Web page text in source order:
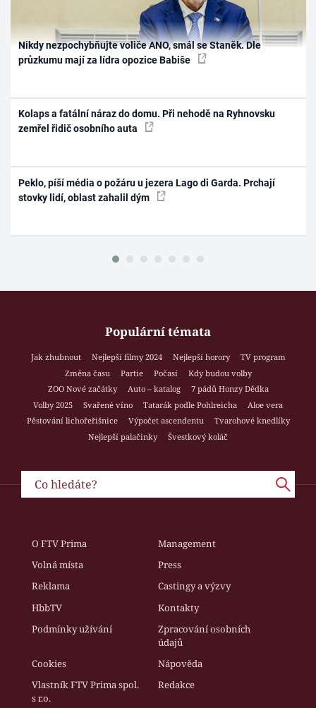
Nikdy nezpochybňujte voliče ANO, smál se Staněk. Dle
průzkumu mají za lídra opozice Babiše
Kolaps a fatální náraz do domu. Při nehodě na Ryhnovsku
zemřel řidič osobního auta
Peklo, píší média o požáru u jezera Lago di Garda. Prchají
stovky lidí, oblast zahalil dým
Populární témata
Jak zhubnout Nejlepší filmy 2024 Nejlepší horory
TV program
Změna času
Partie Počasí
Kdy budou volby
ZOO Nové začátky
Auto – katalog
7 pádů Honzy Dědka
Volby 2025
Svařené víno Tatarák podle Pohlreicha
Aloe vera
Pěstování lichořeřišnice
Výpočet ascendentu
Tvarohové knedlíky
Nejlepší palačinky
Švestkový koláč
O FTV Prima
Management
Volná místa
Press
Reklama
Castingy a výzvy
HbbTV
Kontakty
Podmínky užívání
Zpracování osobních
údajů
Cookies
Nápověda
Vlastník FTV Prima spol.
s r.o.
Redakce